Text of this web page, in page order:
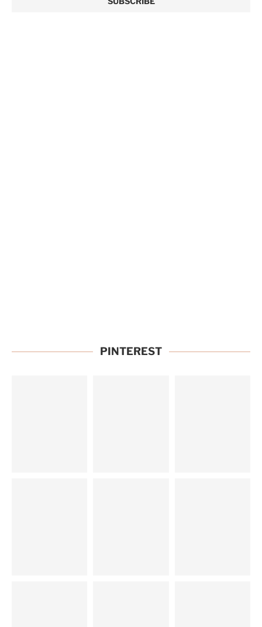
PINTEREST